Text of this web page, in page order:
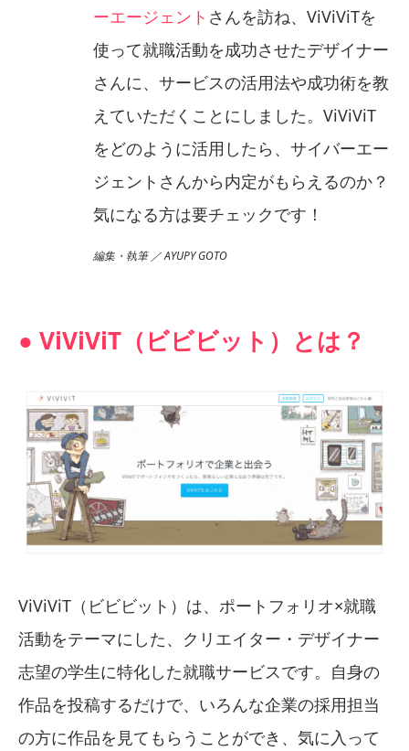
ーエージェント さんを訪ね、ViViViTを
使って就職活動を成功させたデザイナー
さんに、サービスの活用法や成功術を教
えていただくことにしました。ViViViT
をどのように活用したら、サイバーエー
ジェントさんから内定がもらえるのか？
気になる方は要チェックです！
編集・執筆 ／ AYUPY GOTO
● ViViViT（ビビビット）とは？
ViViViT（ビビビット）は、ポートフォリオ×就職
活動をテーマにした、クリエイター・デザイナー
志望の学生に特化した就職サービスです。自身の
作品を投稿するだけで、いろんな企業の採用担当
の方に作品を見てもらうことができ、気に入って